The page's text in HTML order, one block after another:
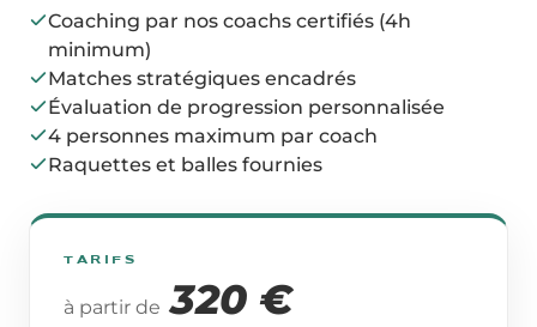
Coaching par nos coachs certifiés (4h
minimum)
Matches stratégiques encadrés
Évaluation de progression personnalisée
4 personnes maximum par coach
Raquettes et balles fournies
TARIFS
à partir de 320 €